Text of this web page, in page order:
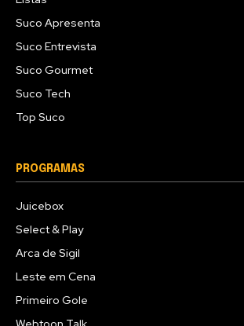
Suco Apresenta
Suco Entrevista
Suco Gourmet
Suco Tech
Top Suco
PROGRAMAS
Juicebox
Select & Play
Arca de Sigil
Leste em Cena
Primeiro Gole